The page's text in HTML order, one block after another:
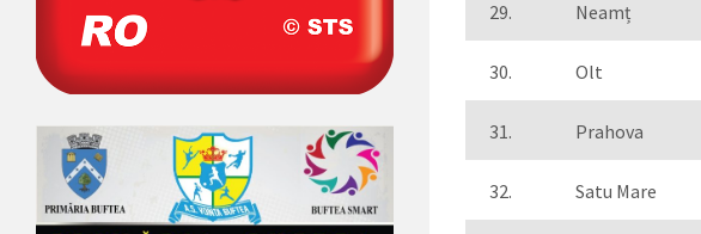
29. Neamț
30. Olt
31. Prahova
32. Satu Mare